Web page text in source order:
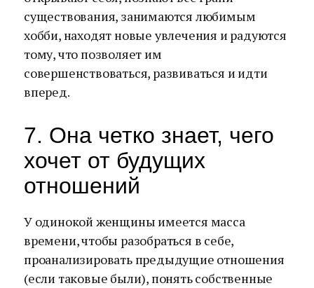
существования, занимаются любимым
хобби, находят новые увлечения и радуются
тому, что позволяет им
совершенствоваться, развиваться и идти
вперед.
7. Она четко знает, чего
хочет от будущих
отношений
У одинокой женщины имеется масса
времени, чтобы разобраться в себе,
проанализировать предыдущие отношения
(если таковые были), понять собственные